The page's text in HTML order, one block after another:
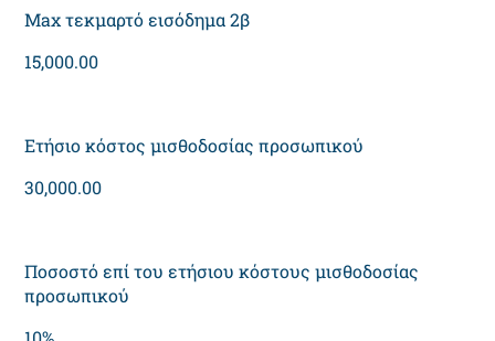
Max τεκμαρτό εισόδημα 2β
15,000.00
Ετήσιο κόστος μισθοδοσίας προσωπικού
30,000.00
Ποσοστό επί του ετήσιου κόστους μισθοδοσίας
προσωπικού